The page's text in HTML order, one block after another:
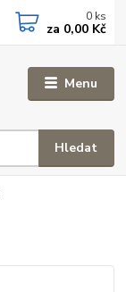
Menu
Hledat
0 ks
za 0,00 Kč